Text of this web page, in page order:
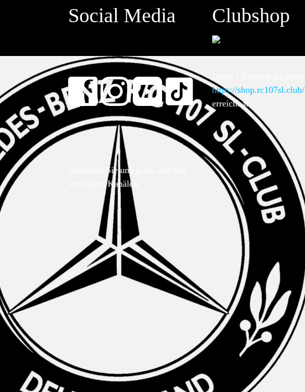
Social Media
Besuchen Sie uns gerne auf den
verlinkten Kanälen.
Clubshop
https://shop.rc107sl.club/
erreichbar.